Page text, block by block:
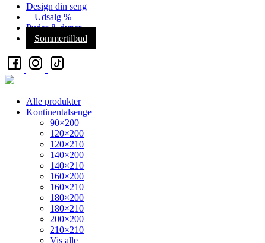
Design din seng
Udsalg %
Puder & dyner
Sommertilbud
Alle produkter
Kontinentalsenge
90×200
120×200
120×210
140×200
140×210
160×200
160×210
180×200
180×210
200×200
210×210
Vis alle